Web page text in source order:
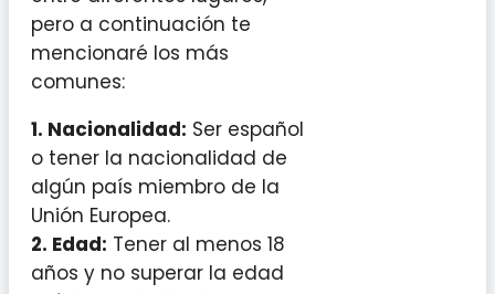
pero a continuación te
mencionaré los más
comunes:
1. Nacionalidad: Ser español
o tener la nacionalidad de
algún país miembro de la
Unión Europea.
2. Edad: Tener al menos 18
años y no superar la edad